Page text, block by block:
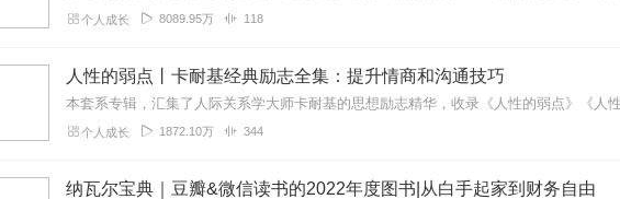
个人成长 8089.95万 118
人性的弱点丨卡耐基经典励志全集：提升情商和沟通技巧
个人成长 1872.10万 344
纳瓦尔宝典｜豆瓣&微信读书的2022年度图书|从白手起家到财务自由